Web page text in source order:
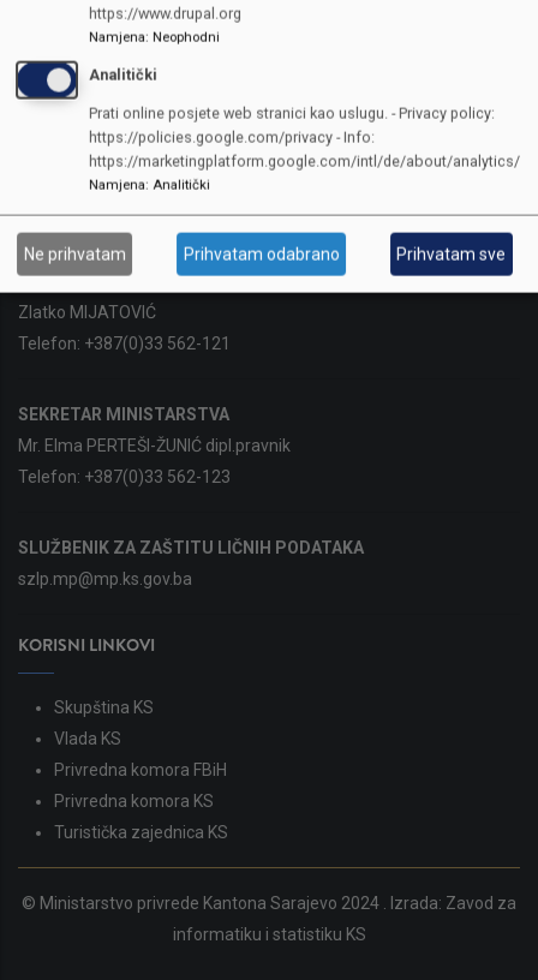
FONDACIJA
Sarajevo, Reisa Džemaludina Čauševića 1
+387(0)33 562-122
387(0)33 562-226
ID Broj:4200665710002
MINISTAR
Zlatko MIJATOVIĆ
Telefon: +387(0)33 562-121
SEKRETAR MINISTARSTVA
Mr. Elma PERTEŠI-ŽUNIĆ dipl.pravnik
Telefon: +387(0)33 562-123
SLUŽBENIK ZA ZAŠTITU LIČNIH PODATAKA
szlp.mp@mp.ks.gov.ba
KORISNI LINKOVI
Skupština KS
Vlada KS
Privredna komora FBiH
Privredna komora KS
Turistička zajednica KS
© Ministarstvo privrede Kantona Sarajevo 2024 . Izrada: Zavod za
informatiku i statistiku KS
https://www.drupal.org
Namjena: Neophodni
Analitički
Prati online posjete web stranici kao uslugu. - Privacy policy:
https://policies.google.com/privacy - Info:
https://marketingplatform.google.com/intl/de/about/analytics/
Namjena: Analitički
Ne prihvatam Prihvatam odabrano Prihvatam sve